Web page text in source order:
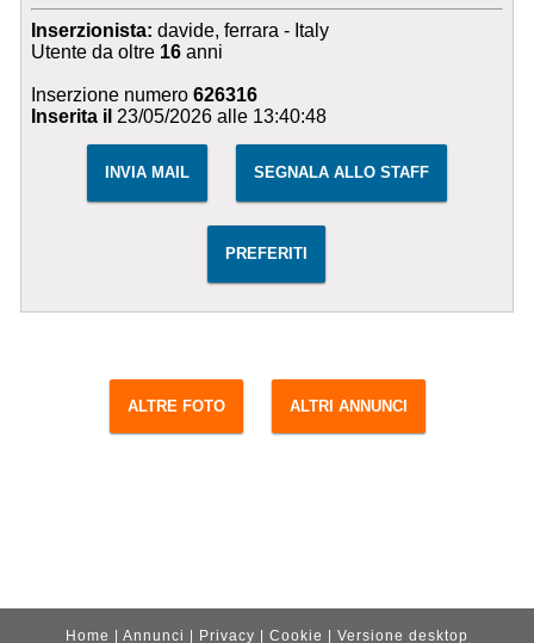
Inserzionista: davide, ferrara - Italy
Utente da oltre 16 anni
Inserzione numero626316
Inserita il 23/05/2026 alle 13:40:48
INVIA MAIL SEGNALA ALLO STAFF
PREFERITI
ALTRE FOTO ALTRI ANNUNCI
Home Annunci Privacy Cookie Versione desktop